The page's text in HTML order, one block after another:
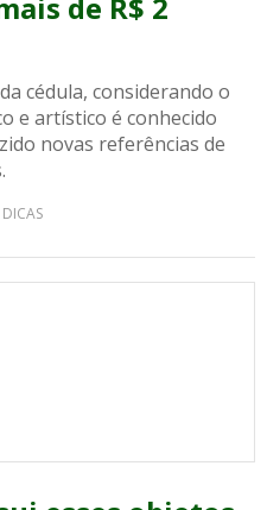
cédula, considerando o
e artístico é conhecido
novas referências de